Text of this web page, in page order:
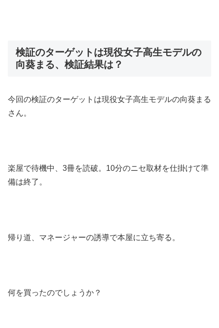
検証のターゲットは現役女子高生モデルの
向葵まる、検証結果は？
今回の検証のターゲットは現役女子高生モデルの向葵まる
さん。
楽屋で待機中、3冊を読破。10分のニセ取材を仕掛けて準
備は終了。
帰り道、マネージャーの誘導で本屋に立ち寄る。
何を買ったのでしょうか？